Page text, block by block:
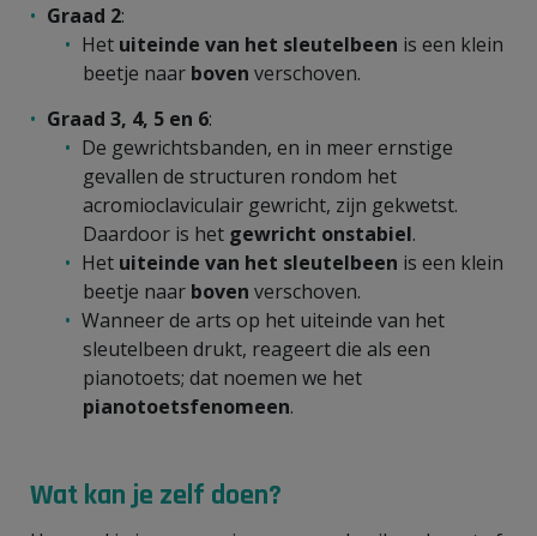
Graad 2:
Het uiteinde van het sleutelbeen is een klein
beetje naar boven verschoven.
Graad 3, 4, 5 en 6:
De gewrichtsbanden, en in meer ernstige
gevallen de structuren rondom het
acromioclaviculair gewricht, zijn gekwetst.
Daardoor is het gewricht onstabiel.
Het uiteinde van het sleutelbeen is een klein
beetje naar boven verschoven.
Wanneer de arts op het uiteinde van het
sleutelbeen drukt, reageert die als een
pianotoets; dat noemen we het
pianotoetsfenomeen.
Wat kan je zelf doen?